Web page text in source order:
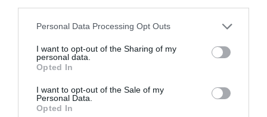
Please note that this website/app uses one or more Google
not limited to your visit or usage behaviour. You may click to
grant or deny consent to Google and its third-party tags to
use your data for below specified purposes in below Google
consent section.
Personal Data Processing Opt Outs
I want to opt-out of the Sharing of my
personal data.
Opted In
I want to opt-out of the Sale of my
Personal Data.
Opted In
fokozza a stresszt.
Tartsd tiszteletben a személyes teret
próbáld „megnyugtatni” öleléssel, hacsak nem kérte korábban
kifejezetten.
Ne értékeld, ne kritizáld: most nem az elemzés ideje van,
hanem a túlélésé.